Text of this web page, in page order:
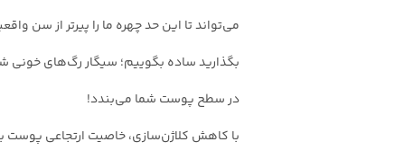
می‌تواند تا این حد چهره ما را پیرتر از سن
در سطح پوست شما می‌بندد!
با کاهش کلاژن‌سازی، خاصیت ارتجاعی پوست